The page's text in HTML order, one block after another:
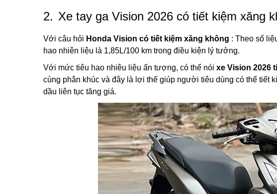
2. Xe tay ga Vision 2026 có tiết kiệm xăng
Với câu hỏi Honda Vision có tiết kiệm xăng không : Theo số
hao nhiên liệu là 1,85L/100 km trong điều kiện lý tưởng.
Với mức tiêu hao nhiêu liệu ấn tượng, có thể nói xe Vision 2026
cùng phân khúc và đây là lợi thế giúp người tiêu dùng có thể tiết
dầu liên tục tăng giá.